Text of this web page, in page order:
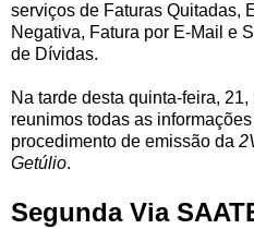
serviços de Faturas Quitadas,
Negativa, Fatura por E-Mail e
de Dívidas.
Na tarde desta quinta-feira,
reunimos todas as
procedimento de emissão da
Getúlio.
Segunda Via